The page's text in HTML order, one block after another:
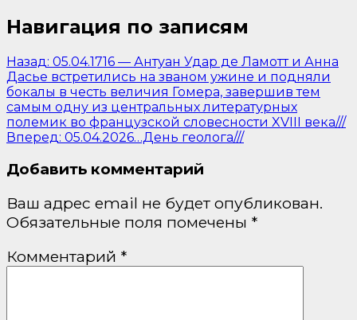
Навигация по записям
Назад: 05.04.1716 — Антуан Удар де Ламотт и Анна
Дасье встретились на званом ужине и подняли
бокалы в честь величия Гомера, завершив тем
самым одну из центральных литературных
полемик во французской словесности XVIII века///
Вперед: 05.04.2026…День геолога///
Добавить комментарий
Ваш адрес email не будет опубликован.
Обязательные поля помечены *
Комментарий *